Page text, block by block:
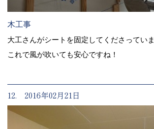
木工事
大工さんがシートを固定してくださっていま
これで風が吹いても安心ですね！
12. 2016年02月21日